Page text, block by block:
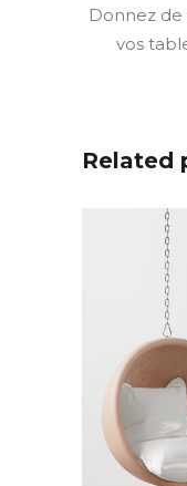
Donnez
vos
Related